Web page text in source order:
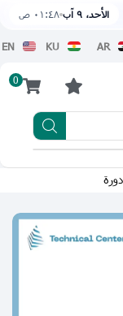
الأحد، ٩ آب ٠١:٤٨ ص
AR
KU
EN
0